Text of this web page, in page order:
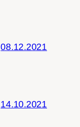
08.12.2021
14.10.2021